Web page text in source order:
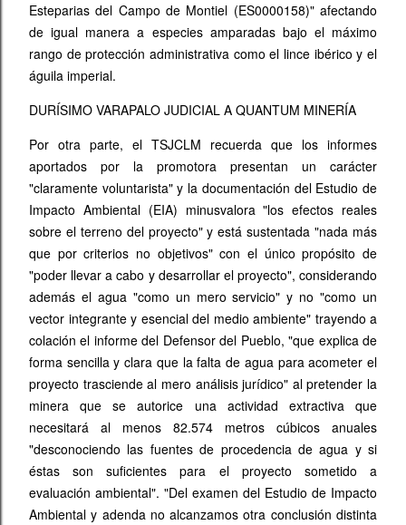
Esteparias del Campo de Montiel (ES0000158)" afectando
de igual manera a especies amparadas bajo el máximo
rango de protección administrativa como el lince ibérico y el
águila imperial.
DURÍSIMO VARAPALO JUDICIAL A QUANTUM MINERÍA
Por otra parte, el TSJCLM recuerda que los informes
aportados por la promotora presentan un carácter
"claramente voluntarista" y la documentación del Estudio de
Impacto Ambiental (EIA) minusvalora "los efectos reales
sobre el terreno del proyecto" y está sustentada "nada más
que por criterios no objetivos" con el único propósito de
"poder llevar a cabo y desarrollar el proyecto", considerando
además el agua "como un mero servicio" y no "como un
vector integrante y esencial del medio ambiente" trayendo a
colación el informe del Defensor del Pueblo, "que explica de
forma sencilla y clara que la falta de agua para acometer el
proyecto trasciende al mero análisis jurídico" al pretender la
minera que se autorice una actividad extractiva que
necesitará al menos 82.574 metros cúbicos anuales
"desconociendo las fuentes de procedencia de agua y si
éstas son suficientes para el proyecto sometido a
evaluación ambiental". "Del examen del Estudio de Impacto
Ambiental y adenda no alcanzamos otra conclusión distinta